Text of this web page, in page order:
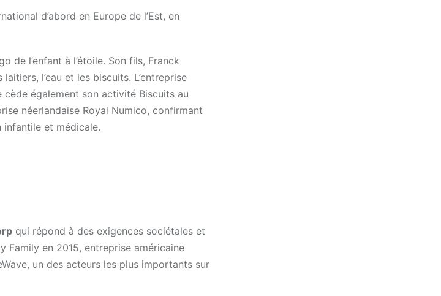
d’abord en Europe de l’Est, en
de l’enfant à l’étoile. Son fils, Franck
l’eau et les biscuits. L’entreprise
cède également son activité Biscuits au
néerlandaise Royal Numico, confirmant
infantile et médicale.
qui répond à des exigences sociétales et
Family en 2015, entreprise américaine
un des acteurs les plus importants sur